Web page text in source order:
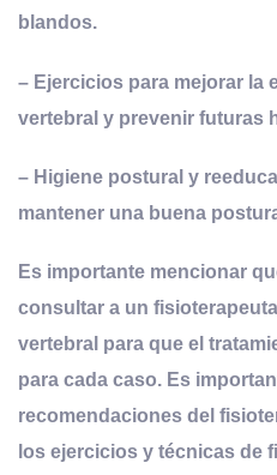
blandos.
– Ejercicios para mejorar la
vertebral y prevenir futuras
– Higiene postural y
mantener una buena
Es importante mencionar
consultar a un
vertebral para que el
para cada caso. Es
recomendaciones del
los ejercicios y técnicas de